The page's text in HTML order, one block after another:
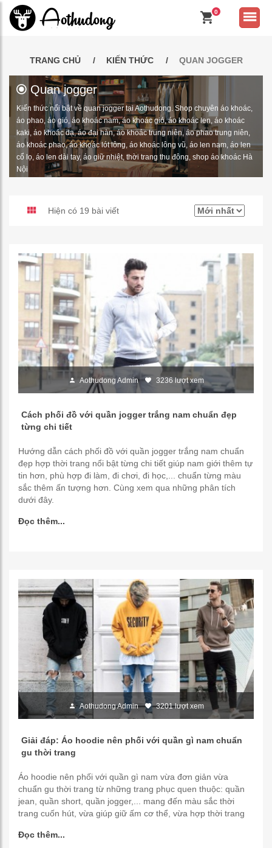
0
TRANG CHỦ KIẾN THỨC QUAN JOGGER
Quan jogger
Kiến thức nổi bật về quan jogger tại Aothudong. Shop chuyên áo khoác,
áo phao, áo gió, áo khoác nam, áo khoác gió, áo khoác len, áo khoác
kaki, áo khoác dạ, áo đại hàn, áo khoác trung niên, áo phao trung niên,
áo khoác phao, áo khoác lót lông, áo khoác lông vũ, áo len nam, áo len
cổ lọ, áo len dài tay, áo giữ nhiệt, thời trang thu đông, shop áo khoác Hà
Nội
Hiện có 19 bài viết
Aothudong Admin 3236 lượt xem
Cách phối đồ với quần jogger trắng nam chuẩn đẹp
từng chi tiết
Hướng dẫn cách phối đồ với quần jogger trắng nam chuẩn
đẹp hợp thời trang nổi bật từng chi tiết giúp nam giới thêm tự
tin hơn, phù hợp đi làm, đi chơi, đi học,... chuẩn từng màu
sắc thêm ấn tượng hơn. Cùng xem qua những phân tích
dưới đây.
Đọc thêm...
Aothudong Admin 3201 lượt xem
Giải đáp: Áo hoodie nên phối với quần gì nam chuẩn
gu thời trang
Áo hoodie nên phối với quần gì nam vừa đơn giản vừa
chuẩn gu thời trang từ những trang phục quen thuộc: quần
jean, quần short, quần jogger,... mang đến màu sắc thời
trang cuốn hút, vừa giúp giữ ấm cơ thể, vừa hợp thời trang
Đọc thêm...